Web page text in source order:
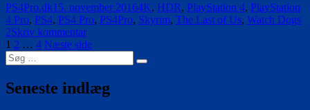
Forfatter
PS4Pro.dkUdgivet
15. november 2016Tags
4K, HDR, PlayStation 4, PlayStation
4 Pro, PS4, PS4 Pro, PS4Pro, Skyrim, The Last of Us, Watch Dogs
2Skriv kommentartil
Nogle
kører
dårligere
på
Indlægsinddeling
Side
1 Side
2 … Side
4 Næste side
Søg
efter:
Søg
Seneste indlæg